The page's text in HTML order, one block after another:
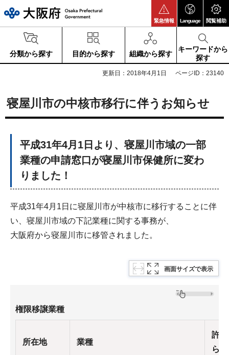
緊急情報 Language 閲覧補助
分類から探す 目的から探す 組織から探す
キーワードから
探す
更新日：2018年4月1日 ページID：23140
寝屋川市の中核市移行に伴うお知らせ
平成31年4月1日より、寝屋川市域の一部
業種の申請窓口が寝屋川市保健所に変わ
りました！
平成31年4月1日に寝屋川市が中核市に移行することに伴
い、寝屋川市域の下記業種に関する事務が、
大阪府から寝屋川市に移管されました。
画面サイズで表示
権限移譲業種
所在地 業種
許
ら）